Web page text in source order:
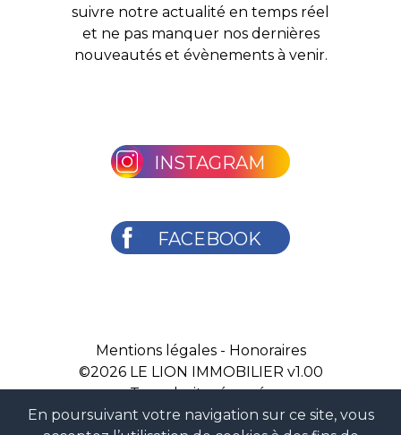
En poursuivant votre navigation sur ce site, vous
suivre notre actualité en temps réel
et ne pas manquer nos dernières
nouveautés et évènements à venir.
INSTAGRAM
FACEBOOK
Mentions légales- Honoraires
©2026 LE LION IMMOBILIER v1.00
Tous droits réservés